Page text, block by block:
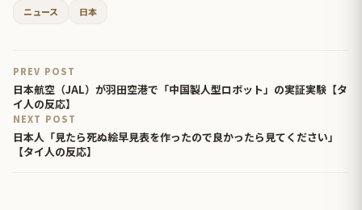
ニュース
日本
PREV POST
日本航空（JAL）が羽田空港で「中国製人型ロボット」の実証実験【タ
イ人の反応】
NEXT POST
日本人「見たら死ぬ絵早見表を作ったので良かったら見てください」
【タイ人の反応】